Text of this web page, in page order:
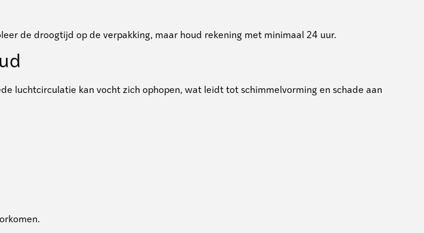
de droogtijd op de verpakking, maar houd rekening met minimaal 24 uur.
luchtcirculatie kan vocht zich ophopen, wat leidt tot schimmelvorming en schade aan